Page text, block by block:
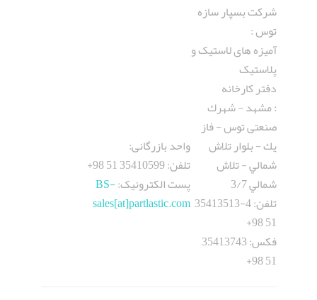
شرکت بسپار سازه
توس :
آمیزه های لاستیک و
پلاستیک
دفتر کارخانه
: مشهد - شهرك
صنعتی توس - فاز
يك - بلوار تلاش
شمالي - تلاش
شمالي 3/7
تلفن: 4-35413513
51 98+
فکس: 35413743
51 98+
واحد بازرگانی:
تلفن: 35410599 51 98+
پست الکترونيک:BS-
sales[at]partlastic.com